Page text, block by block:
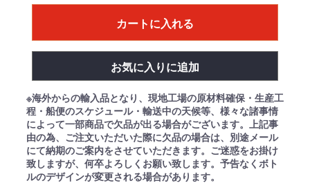
カートに入れる
お気に入りに追加
※海外からの輸入品となり、現地工場の原材料確保・生産工
程・船便のスケジュール・輸送中の天候等、様々な諸事情
によって一部商品で欠品が出る場合がございます。上記事
由の為、ご注文いただいた際に欠品の場合は、別途メール
にて納期のご案内をさせていただきます。ご迷惑をお掛け
致しますが、何卒よろしくお願い致します。予告なくボト
ルのデザインが変更される場合があります。